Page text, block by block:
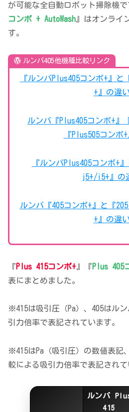
が可能な全自動ロボット掃除機で
コンボ + AutoWash 』はオンライ
す。
ルンバ405他機種比較リンク
『ルンバPlus405コンボ+』と
+』の違
ルンバ『Plus405コンボ+』
『Plus505コンボ
『ルンバPlus405コンボ+
j5+/i5+』の
ルンバ『405コンボ+』と『
+』の違
『Plus 415コンボ+ 』『Plus 405
表にまとめました。
※415は吸引圧（Pa）、405はル
引力倍率で表記されています。
※415はPa（吸引圧）の数値表記
較による吸引力倍率で表記されて
ルンバ
415